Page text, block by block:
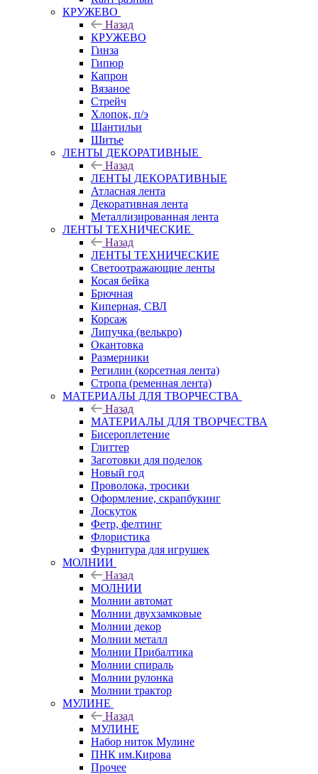
КРУЖЕВО
Назад
КРУЖЕВО
Гинза
Гипюр
Капрон
Вязаное
Стрейч
Хлопок, п/э
Шантильи
Шитье
ЛЕНТЫ ДЕКОРАТИВНЫЕ
Назад
ЛЕНТЫ ДЕКОРАТИВНЫЕ
Атласная лента
Декоративная лента
Металлизированная лента
ЛЕНТЫ ТЕХНИЧЕСКИЕ
Назад
ЛЕНТЫ ТЕХНИЧЕСКИЕ
Светоотражающие ленты
Косая бейка
Брючная
Киперная, СВЛ
Корсаж
Липучка (велькро)
Окантовка
Размерники
Регилин (корсетная лента)
Стропа (ременная лента)
МАТЕРИАЛЫ ДЛЯ ТВОРЧЕСТВА
Назад
МАТЕРИАЛЫ ДЛЯ ТВОРЧЕСТВА
Бисероплетение
Глиттер
Заготовки для поделок
Новый год
Проволока, тросики
Оформление, скрапбукинг
Лоскуток
Фетр, фелтинг
Флористика
Фурнитура для игрушек
МОЛНИИ
Назад
МОЛНИИ
Молнии автомат
Молнии двухзамковые
Молнии декор
Молнии металл
Молнии Прибалтика
Молнии спираль
Молнии рулонка
Молнии трактор
МУЛИНЕ
Назад
МУЛИНЕ
Набор ниток Мулине
ПНК им.Кирова
Прочее